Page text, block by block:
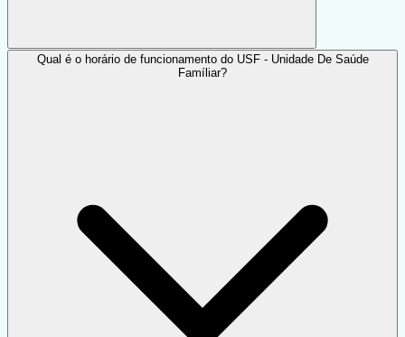
Qual é o horário de funcionamento do USF - Unidade De Saúde
Famíliar?